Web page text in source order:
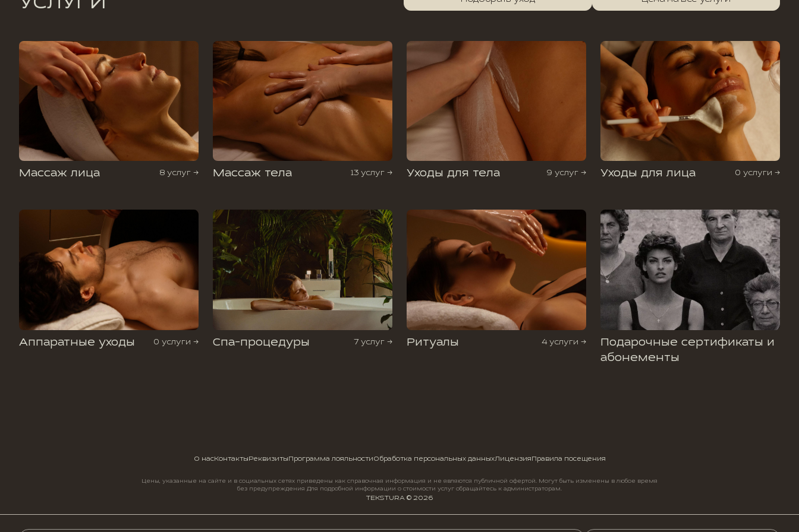
Массаж лица 8 услуг → Массаж тела 13 услуг → Уходы для тела 9 услуг → Уходы для лица 0 услуги →
Аппаратные уходы 0 услуги → Спа-процедуры 7 услуг → Ритуалы 4 услуги →
Подарочные сертификаты и
абонементы
О насКонтактыРеквизитыПрограмма лояльностиОбработка персональных данныхЛицензияПравила посещения
Цены, указанные на сайте и в социальных сетях приведены как справочная информация и не являются публичной офертой. Могут быть изменены в любое время
без предупреждения Для подробной информации о стоимости услуг обращайтесь к администраторам.
TEKSTURA © 2026